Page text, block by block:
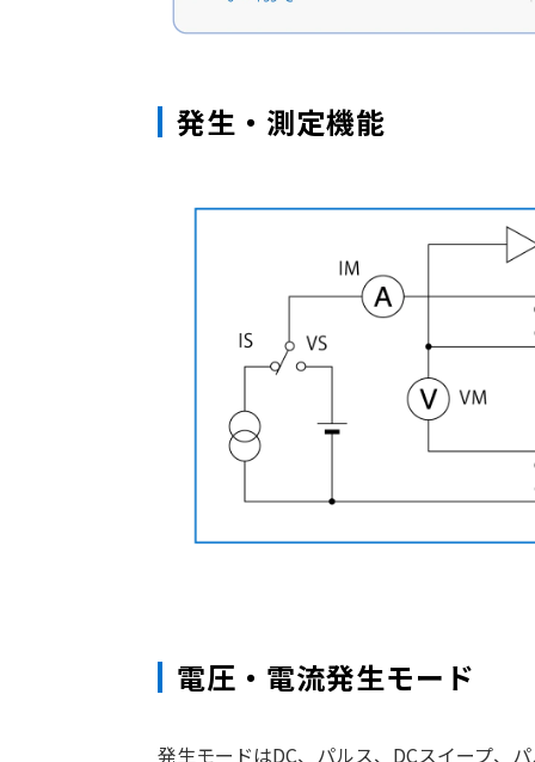
発生・測定機能
電圧・電流発生モード
発生モードはDC、パルス、DCスイープ、